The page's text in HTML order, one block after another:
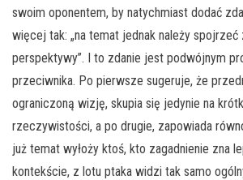
swoim oponentem, by natychmiast dodać
więcej tak: „na temat jednak należy
perspektywy”. I to zdanie jest podwójnym
przeciwnika. Po pierwsze sugeruje, że
ograniczoną wizję, skupia się jedynie na
rzeczywistości, a po drugie, zapowiada
już temat wyłoży ktoś, kto zagadnienie zna
kontekście, z lotu ptaka widzi tak samo